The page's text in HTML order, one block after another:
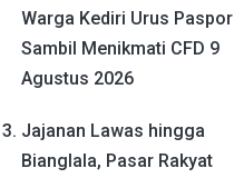
Warga Kediri Urus Paspor
Sambil Menikmati CFD 9
Agustus 2026
Jajanan Lawas hingga
Bianglala, Pasar Rakyat